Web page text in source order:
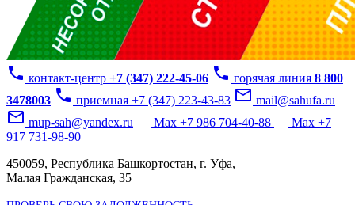
phone контакт-центр +7 (347) 222-45-06 phone горячая линия 8 800
3478003 phone приемная +7 (347) 223-43-83 mail_outline mail@sahufa.ru
mail_outline mup-sah@yandex.ru Max +7 986 704-40-88
Max +7
917 731-98-90
450059, Республика Башкортостан, г. Уфа,
Малая Гражданская, 35